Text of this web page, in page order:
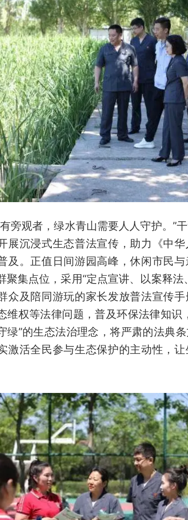
旁观者，绿水青山需要人人守护。”
展沉浸式生态普法宣传，助力《中
及。正值日间游园高峰，休闲市民与
聚集点位，采用“定点宣讲、以案释法
众及陪同游玩的家长发放普法宣传
维权等法律问题，普及环保法律知识
绿”的生态法治理念，将严肃的法典
激活全民参与生态保护的主动性，